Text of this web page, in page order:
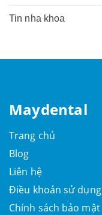
Tin nha khoa
Maydental
Trang chủ
Blog
Liên hệ
Điều khoản sử dụng
Chính sách bảo mật